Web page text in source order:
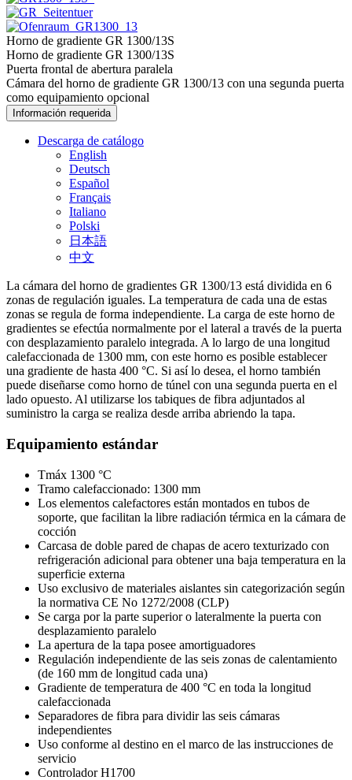
Horno de gradiente GR 1300/13S
Horno de gradiente GR 1300/13S
Puerta frontal de abertura paralela
Cámara del horno de gradiente GR 1300/13 con una segunda puerta
como equipamiento opcional
Información requerida
Descarga de catálogo
English
Deutsch
Español
Français
Italiano
Polski
日本語
中文
La cámara del horno de gradientes GR 1300/13 está dividida en 6
zonas de regulación iguales. La temperatura de cada una de estas
zonas se regula de forma independiente. La carga de este horno de
gradientes se efectúa normalmente por el lateral a través de la puerta
con desplazamiento paralelo integrada. A lo largo de una longitud
calefaccionada de 1300 mm, con este horno es posible establecer
una gradiente de hasta 400 °C. Si así lo desea, el horno también
puede diseñarse como horno de túnel con una segunda puerta en el
lado opuesto. Al utilizarse los tabiques de fibra adjuntados al
suministro la carga se realiza desde arriba abriendo la tapa.
Equipamiento estándar
Tmáx 1300 °C
Tramo calefaccionado: 1300 mm
Los elementos calefactores están montados en tubos de
soporte, que facilitan la libre radiación térmica en la cámara de
cocción
Carcasa de doble pared de chapas de acero texturizado con
refrigeración adicional para obtener una baja temperatura en la
superficie externa
Uso exclusivo de materiales aislantes sin categorización según
la normativa CE No 1272/2008 (CLP)
Se carga por la parte superior o lateralmente la puerta con
desplazamiento paralelo
La apertura de la tapa posee amortiguadores
Regulación independiente de las seis zonas de calentamiento
(de 160 mm de longitud cada una)
Gradiente de temperatura de 400 °C en toda la longitud
calefaccionada
Separadores de fibra para dividir las seis cámaras
independientes
Uso conforme al destino en el marco de las instrucciones de
servicio
Controlador H1700